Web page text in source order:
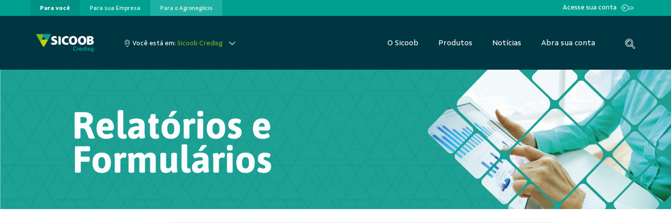
Pular para o Conteúdo principal
Para você Para sua Empresa Para o Agronegócio Acesse sua conta
Você está em: Sicoob Credisg O Sicoob Produtos Notícias Abra sua conta